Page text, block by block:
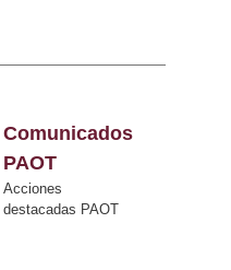
Comunicados
PAOT
Acciones
destacadas PAOT